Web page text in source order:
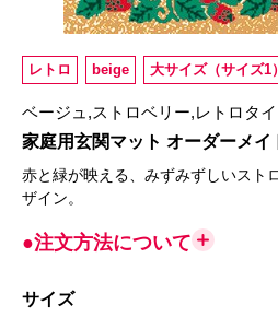
レトロ beige 大サイズ（サイズ1
ベージュ,ストロベリー,レトロタ
家庭用玄関マット オーダーメイ
赤と緑が映える、みずみずしいスト
ザイン。
●注文方法について
サイズ